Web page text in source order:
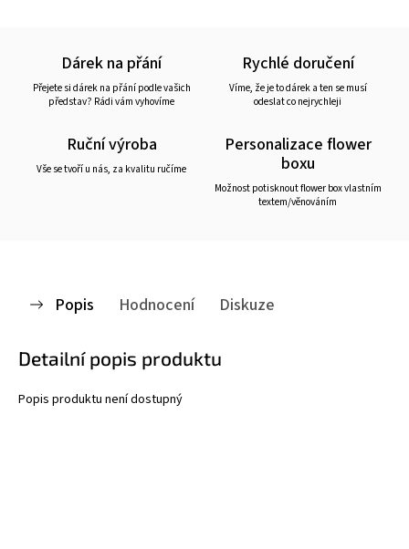
Dárek na přání
Přejete si dárek na přání podle vašich
představ? Rádi vám vyhovíme
Rychlé doručení
Víme, že je to dárek a ten se musí
odeslat co nejrychleji
Ruční výroba
Vše se tvoří u nás, za kvalitu ručíme
Personalizace flower
boxu
Možnost potisknout flower box vlastním
textem/věnováním
Popis Hodnocení Diskuze
Detailní popis produktu
Popis produktu není dostupný